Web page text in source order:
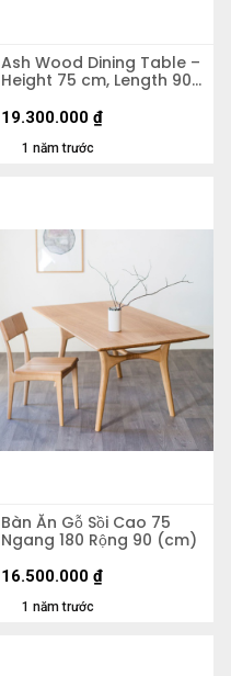
Ash Wood Dining Table –
Height 75 cm, Length 90–
1 năm trước
19.300.000 ₫
Bàn Ăn Gỗ Sồi Cao 75
Ngang 180 Rộng 90 (cm)
1 năm trước
16.500.000 ₫